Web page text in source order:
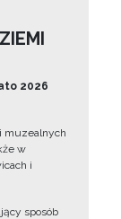
2026
muzealnych
w
i
sposób